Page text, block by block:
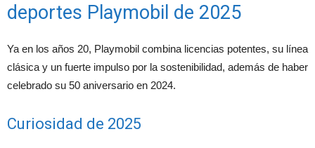
deportes Playmobil de 2025
Ya en los años 20, Playmobil combina licencias potentes, su línea
clásica y un fuerte impulso por la sostenibilidad, además de haber
celebrado su 50 aniversario en 2024.
Curiosidad de 2025